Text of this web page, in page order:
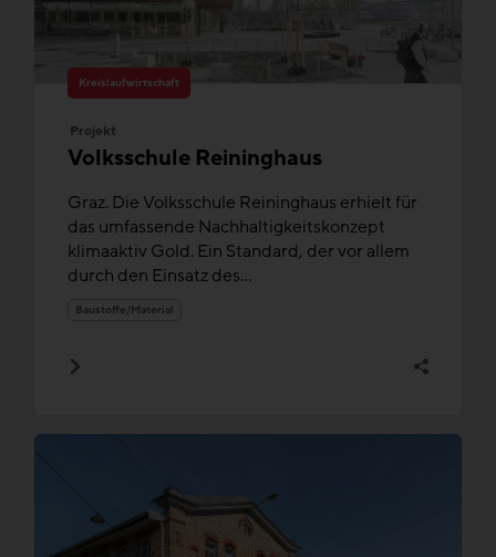
Kreislaufwirtschaft
Projekt
Volksschule Reininghaus
Graz. Die Volksschule Reininghaus erhielt für
das umfassende Nachhaltigkeitskonzept
klimaaktiv Gold. Ein Standard, der vor allem
durch den Einsatz des...
Baustoffe/Material